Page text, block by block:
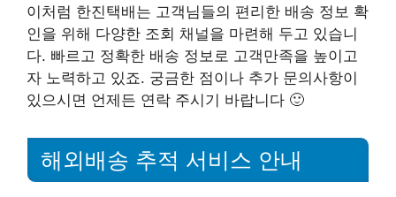
이처럼 한진택배는 고객님들의 편리한 배송 정보 확
인을 위해 다양한 조회 채널을 마련해 두고 있습니
다. 빠르고 정확한 배송 정보로 고객만족을 높이고
자 노력하고 있죠. 궁금한 점이나 추가 문의사항이
있으시면 언제든 연락 주시기 바랍니다 🙂
해외배송 추적 서비스 안내